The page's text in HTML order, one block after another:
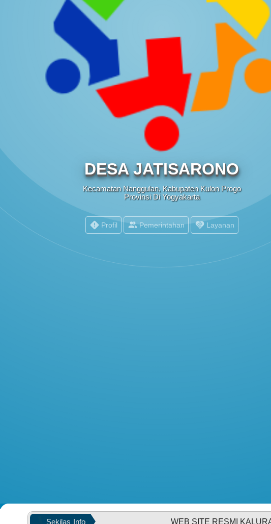
PEMERINTAH
POPULASI WILAYAH DAFTAR
DESA JATISARONO
Kecamatan Nanggulan, Kabupaten Kulon Progo
Provinsi Di Yogyakarta
Profil Pemerintahan Layanan
Sekilas Info WEB SITE RESMI KALURAHAN